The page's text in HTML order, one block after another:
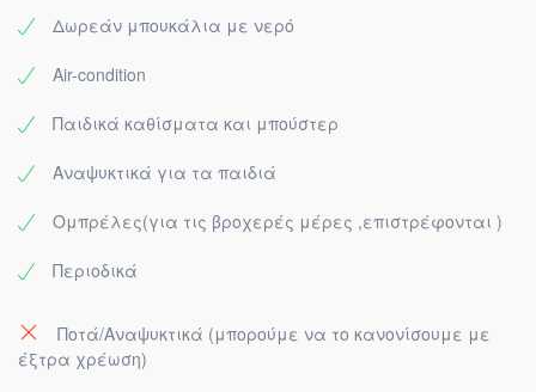
Δωρεάν μπουκάλια με νερό
Air-condition
Παιδικά καθίσματα και μπούστερ
Αναψυκτικά για τα παιδιά
Ομπρέλες(για τις βροχερές μέρες ,επιστρέφονται )
Περιοδικά
Ποτά/Αναψυκτικά (μπορούμε να το κανονίσουμε με
έξτρα χρέωση)